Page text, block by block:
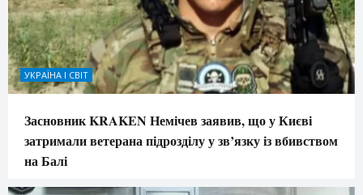
УКРАЇНА І СВІТ
Засновник KRAKEN Немічев заявив, що у Києві
затримали ветерана підрозділу у зв’язку із вбивством
на Балі